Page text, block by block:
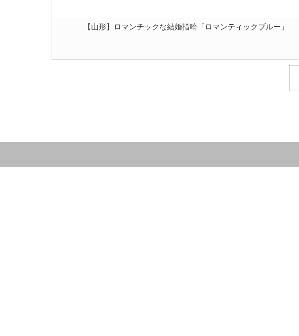
【山形】ロマンチックな結婚指輪「ロマンティックブルー」